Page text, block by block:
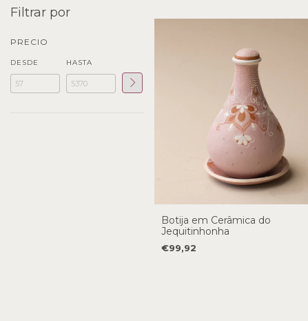
Filtrar por
PRECIO
DESDE HASTA
Botija em Cerâmica do
Jequitinhonha
€99,92